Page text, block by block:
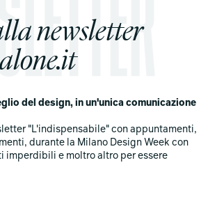
newsletter
del design, in un'unica comunicazione
"L'indispensabile" con appuntamenti,
durante la Milano Design Week con
imperdibili e moltro altro per essere